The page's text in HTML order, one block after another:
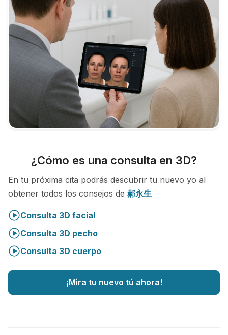
¿Cómo es una consulta en 3D?
En tu próxima cita podrás descubrir tu nuevo yo al
obtener todos los consejos de 郝永生
Consulta 3D facial
Consulta 3D pecho
Consulta 3D cuerpo
¡Mira tu nuevo tú ahora!